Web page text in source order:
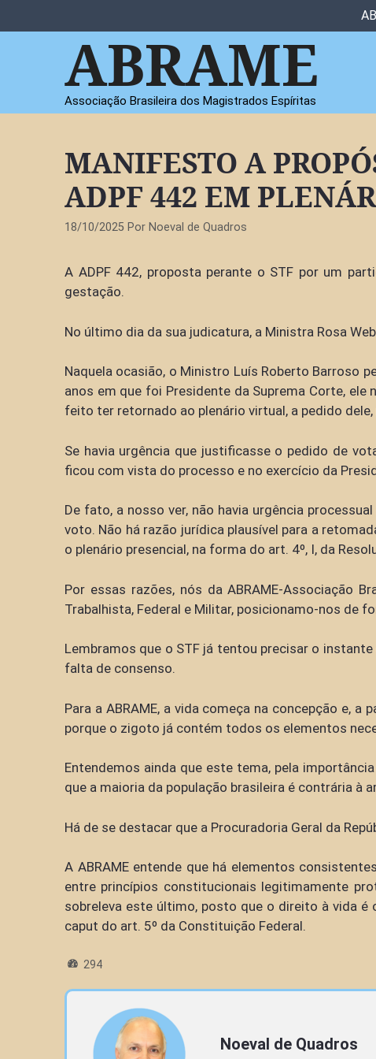
para
ABRAME
Associação Brasileira dos Magistrados Espíritas
MANIFESTO A
ADPF 442 EM
18/10/2025 Por Noeval de Quadros
A ADPF 442, proposta perante o STF por um
gestação.
No último dia da sua judicatura, a Ministra Rosa
Naquela ocasião, o Ministro Luís Roberto Barroso
anos em que foi Presidente da Suprema Corte,
feito ter retornado ao plenário virtual, a pedido
Se havia urgência que justificasse o pedido de
ficou com vista do processo e no exercício da
De fato, a nosso ver, não havia urgência
voto. Não há razão jurídica plausível para a
o plenário presencial, na forma do art. 4º, I, da
Por essas razões, nós da ABRAME-Associação
Trabalhista, Federal e Militar, posicionamo-nos de
Lembramos que o STF já tentou precisar o
falta de consenso.
Para a ABRAME, a vida começa na concepção e,
porque o zigoto já contém todos os elementos
Entendemos ainda que este tema, pela
que a maioria da população brasileira é contrária à
Há de se destacar que a Procuradoria Geral da
A ABRAME entende que há elementos
entre princípios constitucionais legitimamente
sobreleva este último, posto que o direito à vida
caput do art. 5º da Constituição Federal.
294
Noeval de Quadros